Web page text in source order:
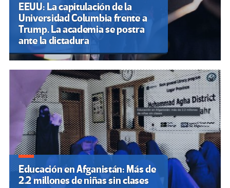
EEUU: La capitulación de la
Universidad Columbia frente a
Trump. La academia se postra
ante la dictadura
Educación en Afganistán: Más de
2.2 millones de niñas sin clases